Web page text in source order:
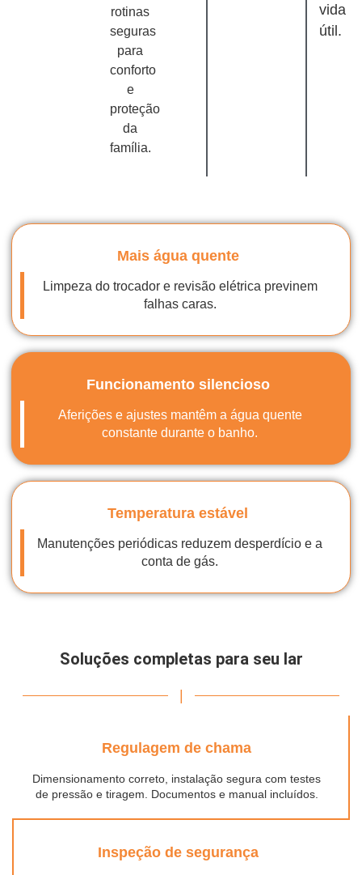
rotinas
seguras
para
conforto
e
proteção
da
família.
vida
útil.
Mais água quente
Limpeza do trocador e revisão elétrica previnem
falhas caras.
Funcionamento silencioso
Aferições e ajustes mantêm a água quente
constante durante o banho.
Temperatura estável
Manutenções periódicas reduzem desperdício e a
conta de gás.
Soluções completas para seu lar
Regulagem de chama
Dimensionamento correto, instalação segura com testes
de pressão e tiragem. Documentos e manual incluídos.
Inspeção de segurança